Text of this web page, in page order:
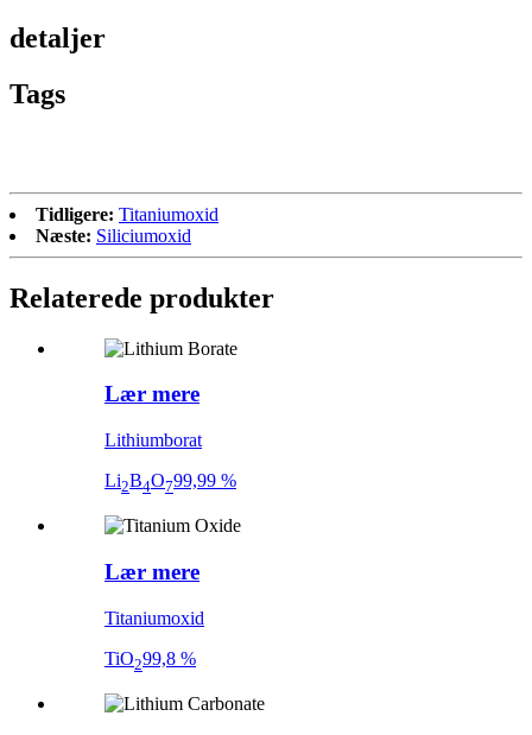
detaljer
Tags
Tidligere: Titaniumoxid
Næste: Siliciumoxid
Relaterede produkter
Lær mere
Lithiumborat
Li2B4O799,99 %
Lær mere
Titaniumoxid
TiO299,8 %